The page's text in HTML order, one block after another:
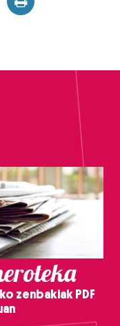
zenbakiak PDF